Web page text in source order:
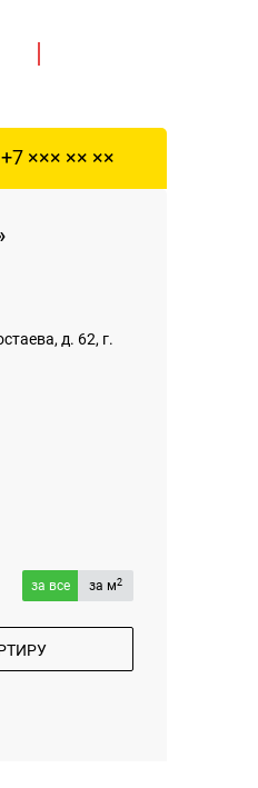
+7 ××× ×× ××
д. 62, г.
за все за м2